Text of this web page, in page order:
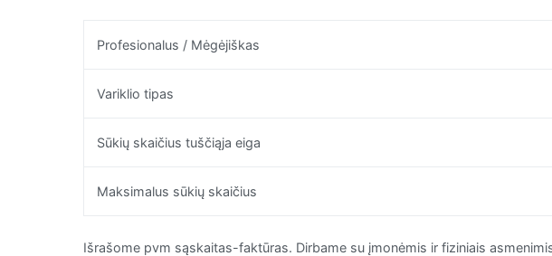
Profesionalus / Mėgėjiškas
Variklio tipas
Sūkių skaičius tuščiąja eiga
Maksimalus sūkių skaičius
Išrašome pvm sąskaitas-faktūras. Dirbame su įmonėmis ir fiziniais